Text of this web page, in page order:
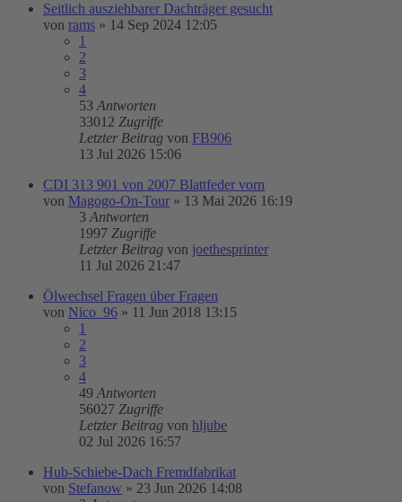
Seitlich ausziehbarer Dachträger gesucht
von rams » 14 Sep 2024 12:05
1
2
3
4
53 Antworten
33012 Zugriffe
Letzter Beitrag von FB906
13 Jul 2026 15:06
CDI 313 901 von 2007 Blattfeder vorn
von Magogo-On-Tour » 13 Mai 2026 16:19
3 Antworten
1997 Zugriffe
Letzter Beitrag von joethesprinter
11 Jul 2026 21:47
Ölwechsel Fragen über Fragen
von Nico_96 » 11 Jun 2018 13:15
1
2
3
4
49 Antworten
56027 Zugriffe
Letzter Beitrag von hljube
02 Jul 2026 16:57
Hub-Schiebe-Dach Fremdfabrikat
von Stefanow » 23 Jun 2026 14:08